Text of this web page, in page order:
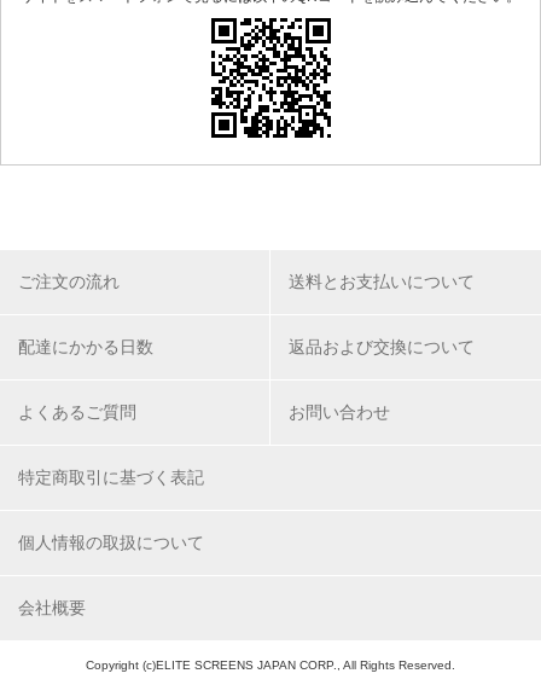
ご注文の流れ 送料とお支払いについて
配達にかかる日数 返品および交換について
よくあるご質問 お問い合わせ
特定商取引に基づく表記
個人情報の取扱について
会社概要
Copyright (c)ELITE SCREENS JAPAN CORP., All Rights Reserved.